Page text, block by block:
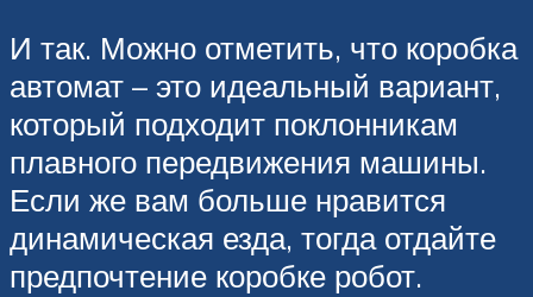
И так. Можно отметить, что коробка
автомат – это идеальный вариант,
который подходит поклонникам
плавного передвижения машины.
Если же вам больше нравится
динамическая езда, тогда отдайте
предпочтение коробке робот.